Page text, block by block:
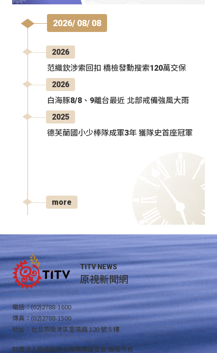
2026/ 08/ 08
2026
范織欽涉索回扣 橋檢發動搜索120萬交保
2026
白海豚8/8、9離台最近 北部戒備強風大雨
2025
德芙蘭國小少棒隊成軍3年 獲隊史首座冠軍
more
TITV NEWS
原視新聞網
電話：(02)2788-1600
傳真：(02)2788-1500
地址：台北市南港區重陽路 120 號 5 樓
財團法人原住民族文化事業基金會 版權所有